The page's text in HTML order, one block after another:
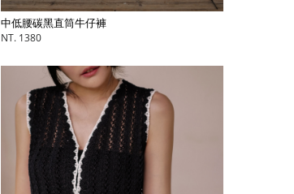
中低腰碳黑直筒牛仔褲
NT. 1380